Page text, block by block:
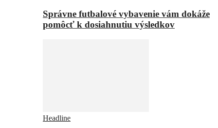
Správne futbalové vybavenie vám dokáže
pomôcť k dosiahnutiu výsledkov
Headline